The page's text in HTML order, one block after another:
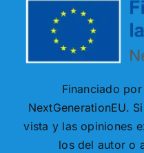
Financiado
NextGenerationEU.
vista y las opiniones
los del autor o